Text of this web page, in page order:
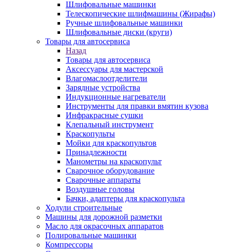
Шлифовальные машинки
Телескопические шлифмашины (Жирафы)
Ручные шлифовальные машинки
Шлифовальные диски (круги)
Товары для автосервиса
Назад
Товары для автосервиса
Аксессуары для мастерской
Влагомаслоотделители
Зарядные устройства
Индукционные нагреватели
Инструменты для правки вмятин кузова
Инфракрасные сушки
Клепальный инструмент
Краскопульты
Мойки для краскопультов
Принадлежности
Манометры на краскопульт
Сварочное оборудование
Сварочные аппараты
Воздушные головы
Бачки, адаптеры для краскопульта
Ходули строительные
Машины для дорожной разметки
Масло для окрасочных аппаратов
Полировальные машинки
Компрессоры